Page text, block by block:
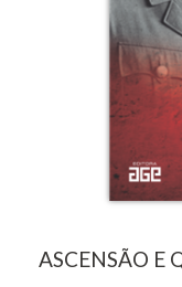
ASCENSÃO E